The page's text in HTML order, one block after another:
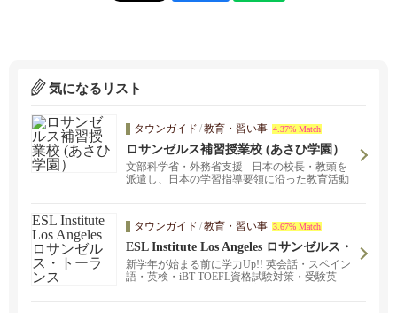
気になるリスト
タウンガイド /教育・習い事 4.37% Match
ロサンゼルス補習授業校 (あさひ学園）
文部科学省・外務省支援 - 日本の校長・教頭を
派遣し、日本の学習指導要領に沿った教育活動
タウンガイド /教育・習い事 3.67% Match
ESL Institute Los Angeles ロサンゼルス・
トーランス
新学年が始まる前に学力Up!! 英会話・スペイン
語・英検・iBT TOEFL資格試験対策・受験英